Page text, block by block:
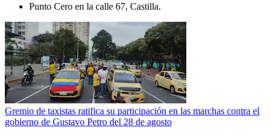
Punto Cero en la calle 67, Castilla.
Gremio de taxistas ratifica su participación en las marchas contra el
gobierno de Gustavo Petro del 28 de agosto